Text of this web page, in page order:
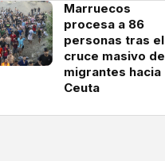
Marruecos
procesa a 86
personas tras el
cruce masivo de
migrantes hacia
Ceuta